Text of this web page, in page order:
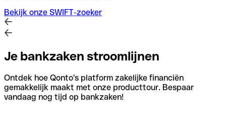
Bekijk onze SWIFT-zoeker
Je bankzaken stroomlijnen
Ontdek hoe Qonto's platform zakelijke financiën
gemakkelijk maakt met onze producttour. Bespaar
vandaag nog tijd op bankzaken!